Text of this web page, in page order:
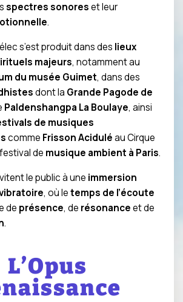
spectres sonoreset leur
.
s’est produit dans des lieux
majeurs, notamment au
du musée Guimet, dans des
dont la Grande Pagode de
Paldenshangpa La Boulaye, ainsi
de musiques
comme Frisson Aciduléau Cirque
de musique ambient à Paris.
le public à une immersion
, où letemps de l’écoute
de présence, de résonanceet de
.
L’Opus